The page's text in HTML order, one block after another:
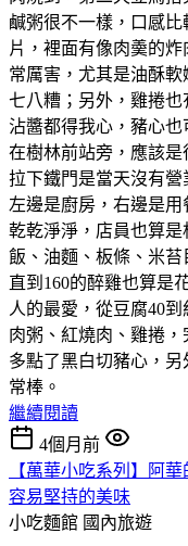
鹹粥很不一樣，口感
片，裡面有像肉羮的
常厲害，尤其是油酥
七八糟；另外，雞捲
沾醬都得我心，豬心也
在樹林前站旁，應該是
拉下鐵門是當天沒有營
左邊是廚房，右邊是
乾乾淨淨，店員也算
飯、油麵、板條、米
直到160的醉雞也算是
人的最愛，從豆腐40
肉粥、紅燒肉、雞捲
多點了黑白切豬心，
常棒。
繼續閱讀
4個月前
【萬華小吃系列】阿
容易堅持的美味
小吃麵館 國內旅遊